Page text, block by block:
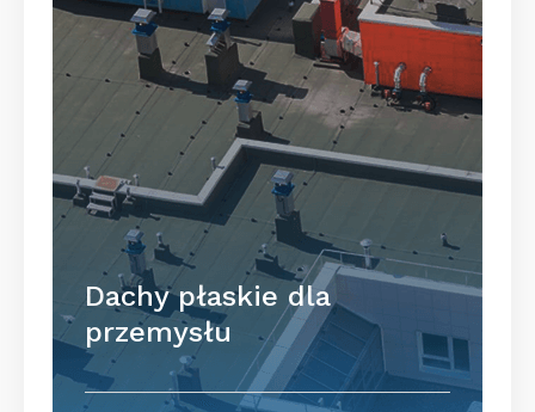
Dachy płaskie dla
przemysłu